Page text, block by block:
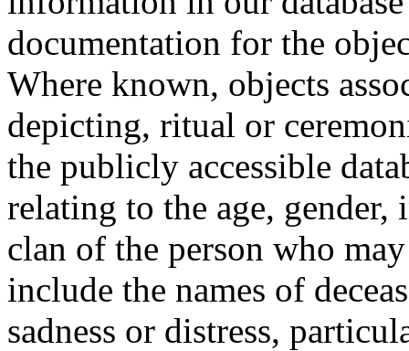
documentation for the
Where known, objects
depicting, ritual or
the publicly accessible
relating to the age,
clan of the person who
include the names of
sadness or distress,